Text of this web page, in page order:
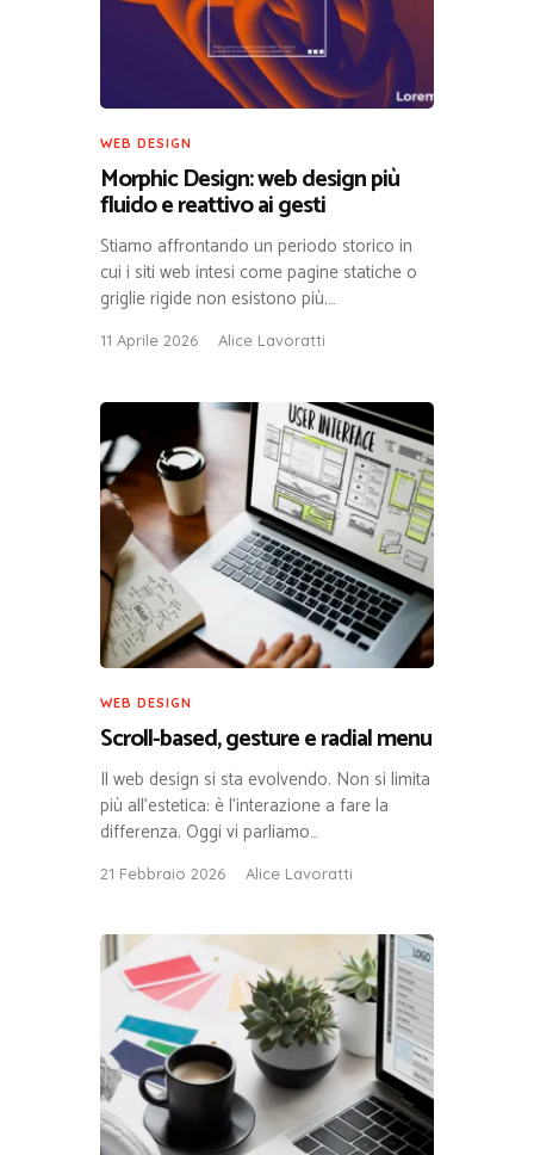
WEB DESIGN
Morphic Design: web design più
fluido e reattivo ai gesti
Stiamo affrontando un periodo storico in
cui i siti web intesi come pagine statiche o
griglie rigide non esistono più.…
11 Aprile 2026 Alice Lavoratti
WEB DESIGN
Scroll-based, gesture e radial menu
Il web design si sta evolvendo. Non si limita
più all’estetica: è l’interazione a fare la
differenza. Oggi vi parliamo…
21 Febbraio 2026 Alice Lavoratti